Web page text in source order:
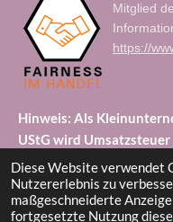
Diese Website verwendet
Nutzererlebnis zu
maßgeschneiderte
fortgesetzte Nutzung
Mitglied
https://
Hinweis: Als
UStG wird
© 2023 -2026
Mit Unterstützung von